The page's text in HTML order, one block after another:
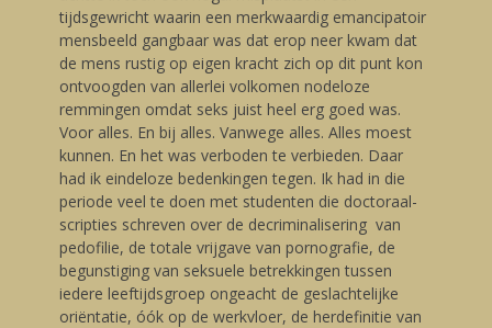
tijdsgewricht waarin een merkwaardig emancipatoir
mensbeeld gangbaar was dat erop neer kwam dat
de mens rustig op eigen kracht zich op dit punt kon
ontvoogden van allerlei volkomen nodeloze
remmingen omdat seks juist heel erg goed was.
Voor alles. En bij alles. Vanwege alles. Alles moest
kunnen. En het was verboden te verbieden. Daar
had ik eindeloze bedenkingen tegen. Ik had in die
periode veel te doen met studenten die doctoraal-
scripties schreven over de decriminalisering van
pedofilie, de totale vrijgave van pornografie, de
begunstiging van seksuele betrekkingen tussen
iedere leeftijdsgroep ongeacht de geslachtelijke
oriëntatie, óók op de werkvloer, de herdefinitie van